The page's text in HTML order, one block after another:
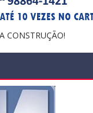
CONSTRUÇÃO!